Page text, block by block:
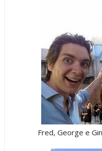
Fred, George e